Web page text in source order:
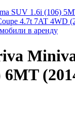
SUV 1.6i (106)
4.7t 7AT 4WD
в аренду
6MT